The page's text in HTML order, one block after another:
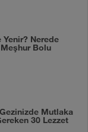
Yenir? Nerede
Bolu
Mutlaka
30 Lezzet